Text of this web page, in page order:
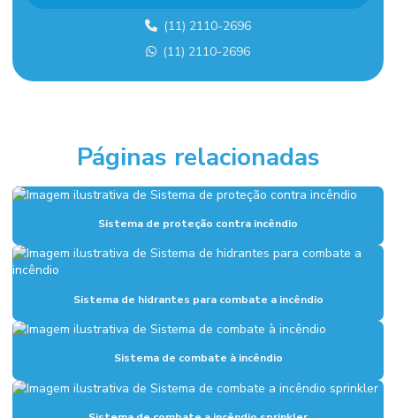
Empresa de montagem industrial
Empresa de projeto de combate a incêndio
Execução de fundação industrial
Fundações industriais
Instalação de alarme de incêndio
Instalação de combate a incêndio
Instalação de hidrantes
(11) 2110-2696
(11) 2110-2696
Páginas relacionadas
Sistema de proteção contra incêndio
Sistema de hidrantes para combate a incêndio
Sistema de combate à incêndio